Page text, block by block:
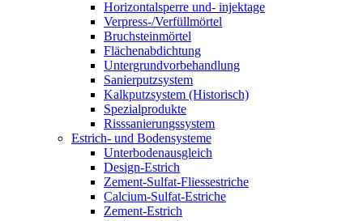
Horizontalsperre und- injektage
Verpress-/Verfüllmörtel
Bruchsteinmörtel
Flächenabdichtung
Untergrundvorbehandlung
Sanierputzsystem
Kalkputzsystem (Historisch)
Spezialprodukte
Risssanierungssystem
Estrich- und Bodensysteme
Unterbodenausgleich
Design-Estrich
Zement-Sulfat-Fliessestriche
Calcium-Sulfat-Estriche
Zement-Estrich